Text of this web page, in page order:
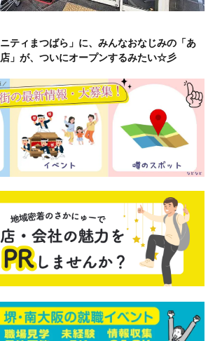
ニティまつばら」に、みんなおなじみの「あ
」が、ついにオープンするみたい☆彡